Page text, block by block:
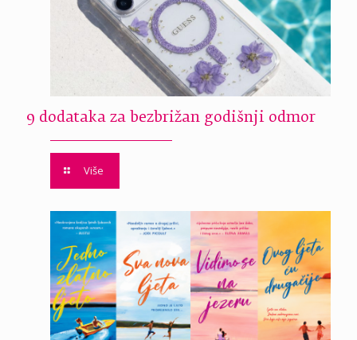
9 dodataka za bezbrižan godišnji odmor
Više